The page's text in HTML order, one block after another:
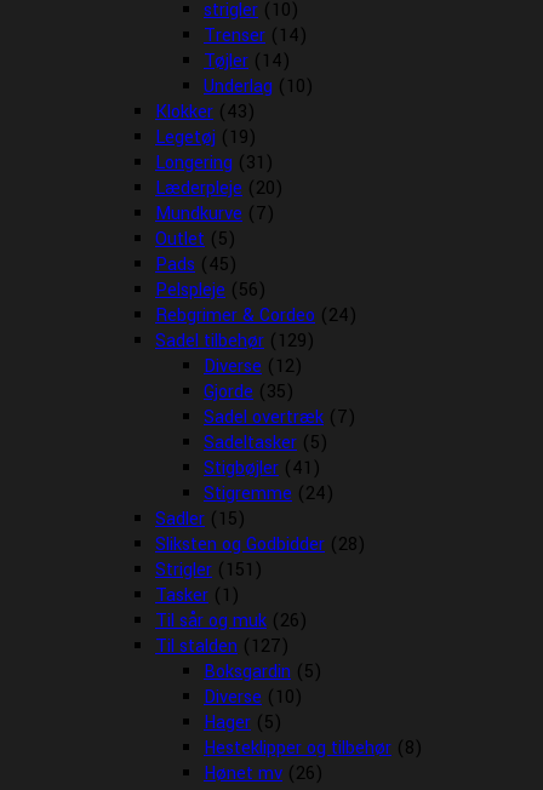
strigler (10)
Trenser (14)
Tøjler (14)
Underlag (10)
Klokker (43)
Legetøj (19)
Longering (31)
Læderpleje (20)
Mundkurve (7)
Outlet (5)
Pads (45)
Pelspleje (56)
Rebgrimer & Cordeo (24)
Sadel tilbehør (129)
Diverse (12)
Gjorde (35)
Sadel overtræk (7)
Sadeltasker (5)
Stigbøjler (41)
Stigremme (24)
Sadler (15)
Sliksten og Godbidder (28)
Strigler (151)
Tasker (1)
Til sår og muk (26)
Til stalden (127)
Boksgardin (5)
Diverse (10)
Hager (5)
Hesteklipper og tilbehør (8)
Hønet mv (26)